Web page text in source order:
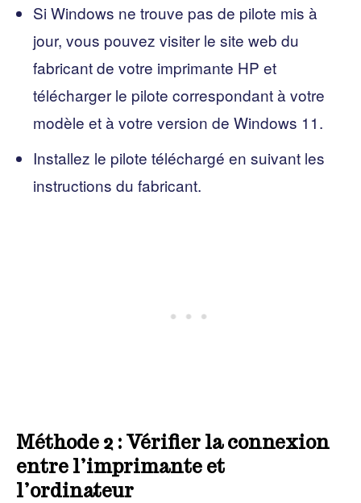
Si Windows ne trouve pas de pilote mis à
jour, vous pouvez visiter le site web du
fabricant de votre imprimante HP et
télécharger le pilote correspondant à votre
modèle et à votre version de Windows 11.
Installez le pilote téléchargé en suivant les
instructions du fabricant.
Méthode 2 : Vérifier la connexion
entre l’imprimante et
l’ordinateur